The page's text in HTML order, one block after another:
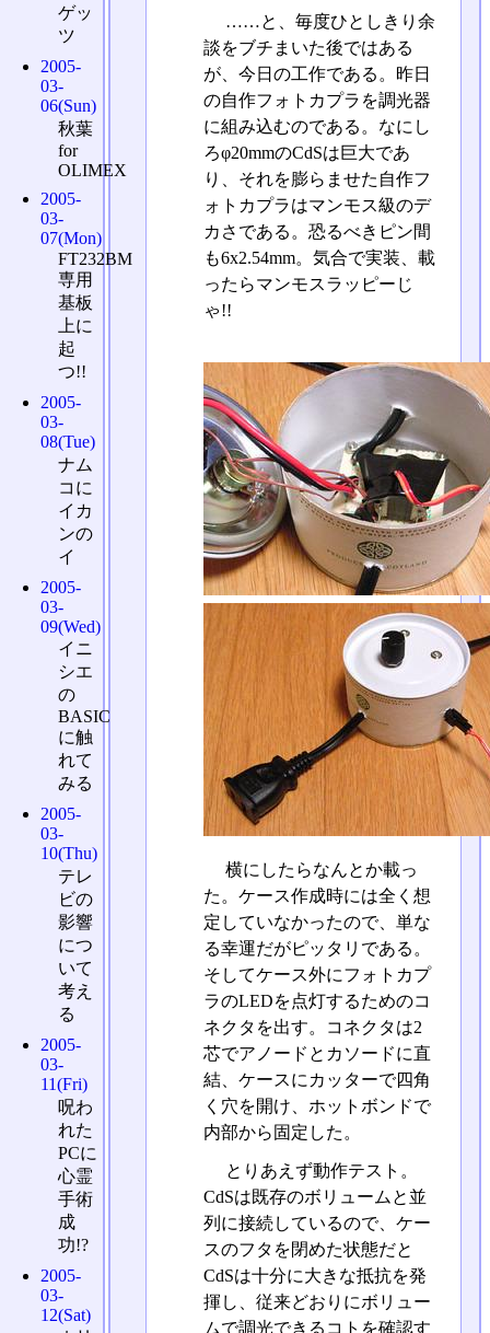
……と、毎度ひとしきり余
談をブチまいた後ではある
が、今日の工作である。昨日
の自作フォトカプラを調光器
に組み込むのである。なにし
ろφ20mmのCdSは巨大であ
り、それを膨らませた自作フ
ォトカプラはマンモス級のデ
カさである。恐るべきピン間
も6x2.54mm。気合で実装、載
ったらマンモスラッピーじ
ゃ!!
横にしたらなんとか載っ
た。ケース作成時には全く想
定していなかったので、単な
る幸運だがピッタリである。
そしてケース外にフォトカプ
ラのLEDを点灯するためのコ
ネクタを出す。コネクタは2
芯でアノードとカソードに直
結、ケースにカッターで四角
く穴を開け、ホットボンドで
内部から固定した。
とりあえず動作テスト。
CdSは既存のボリュームと並
列に接続しているので、ケー
スのフタを閉めた状態だと
CdSは十分に大きな抵抗を発
揮し、従来どおりにボリュー
ムで調光できるコトを確認す
ゲッ
ツ
2005-
03-
06(Sun)
秋葉
for
OLIMEX
2005-
03-
07(Mon)
FT232BM
専用
基板
上に
起
つ!!
2005-
03-
08(Tue)
ナム
コに
イカ
ンの
イ
2005-
03-
09(Wed)
イニ
シエ
の
BASIC
に触
れて
みる
2005-
03-
10(Thu)
テレ
ビの
影響
につ
いて
考え
る
2005-
03-
11(Fri)
呪わ
れた
PCに
心霊
手術
成
功!?
2005-
03-
12(Sat)